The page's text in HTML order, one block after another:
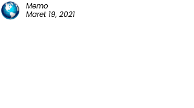
Memo
Maret 19, 2021